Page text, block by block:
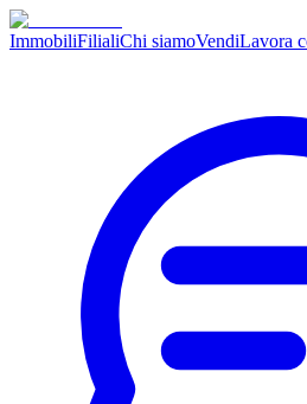
ImmobiliFilialiChi siamoVendiLavora